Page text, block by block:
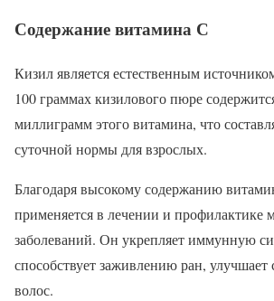
Содержание витамина С
Кизил является естественным
100 граммах кизилового пюре
миллиграмм этого витамина, что
суточной нормы для взрослых.
Благодаря высокому содержанию
применяется в лечении и профилактике
заболеваний. Он укрепляет иммунную
способствует заживлению ран, улучшает
волос.